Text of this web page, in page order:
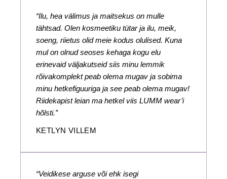
“Ilu, hea välimus ja maitsekus on mulle
tähtsad. Olen kosmeetiku tütar ja ilu, meik,
soeng, riietus olid meie kodus olulised. Kuna
mul on olnud seoses kehaga kogu elu
erinevaid väljakutseid siis minu lemmik
rõivakomplekt peab olema mugav ja sobima
minu hetkefiguuriga ja see peab olema mugav!
Riidekapist leian ma hetkel viis LUMM wear’i
hõlsti.”
KETLYN VILLEM
“Veidikese arguse või ehk isegi